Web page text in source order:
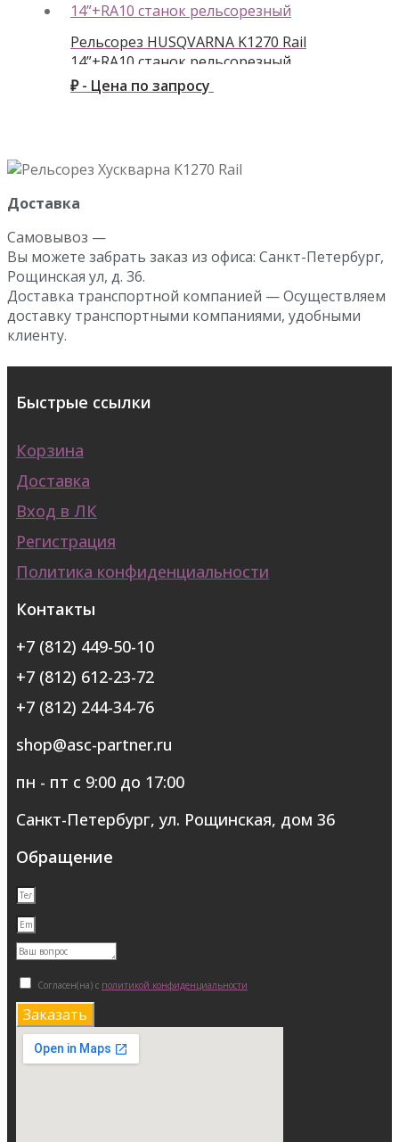
Рельсорез HUSQVARNA K1270 Rail
14”+RA10 станок рельсорезный
₽ - Цена по запросу
Доставка
Самовывоз —
Вы можете забрать заказ из офиса: Санкт-Петербург,
Рощинская ул, д. 36.
Доставка транспортной компанией — Осуществляем
доставку транспортными компаниями, удобными
клиенту.
Быстрые ссылки
Корзина
Доставка
Вход в ЛК
Регистрация
Политика конфиденциальности
Контакты
+7 (812) 449-50-10
+7 (812) 612-23-72
+7 (812) 244-34-76
shop@asc-partner.ru
пн - пт с 9:00 до 17:00
Санкт-Петербург, ул. Рощинская, дом 36
Обращение
Согласен(на) с политикой конфиденциальности
Заказать